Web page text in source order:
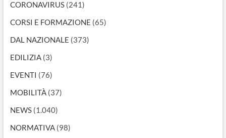
CORONAVIRUS(241)
CORSI E FORMAZIONE (65)
DAL NAZIONALE (373)
EDILIZIA(3)
EVENTI (76)
MOBILITÀ(37)
NEWS(1.040)
NORMATIVA(98)